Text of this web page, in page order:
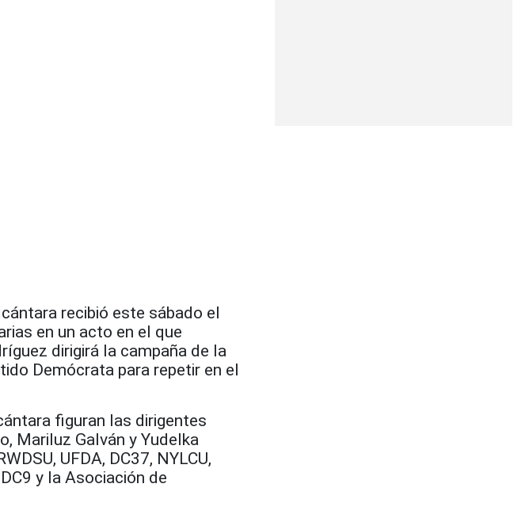
recibió este sábado el
en un acto en el que
dirigirá la campaña de la
Demócrata para repetir en el
figuran las dirigentes
Mariluz Galván y Yudelka
UFDA, DC37, NYLCU,
y la Asociación de